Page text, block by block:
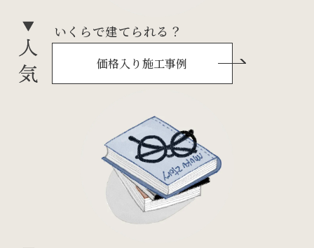
いくらで建てられる？
価格入り施工事例